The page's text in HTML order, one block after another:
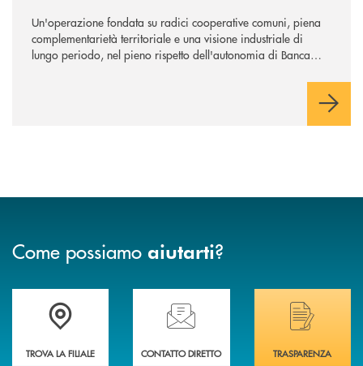
Un'operazione fondata su radici cooperative comuni, piena
complementarietà territoriale e una visione industriale di
lungo periodo, nel pieno rispetto dell'autonomia di Banca
negoziazione esclusiva per la finalizzazione dell’operazione.
Come possiamo aiutarti?
Trova la filiale più vicina a Te
TROVA LA FILIALE
Hai bisogno di assistenza immediata?
CONTATTO DIRETTO
Hai bisogno di
TRASPARENZA